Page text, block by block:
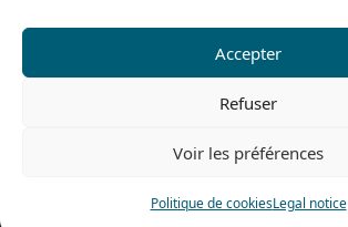
Accepter
Refuser
Voir les préférences
Politique de cookiesLegal notice
Fax: 0033 474 62 81 69
478 rue Alexandre Richetta
69400 Villefranche sur Saône